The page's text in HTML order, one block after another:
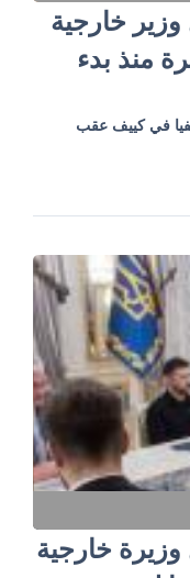
خارجية
منذ بدء
في كييف عقب
وزيرة خارجية